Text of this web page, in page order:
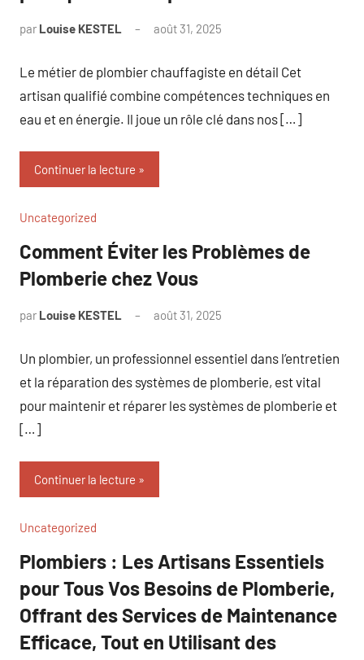
par Louise KESTEL août 31, 2025
Le métier de plombier chauffagiste en détail Cet
artisan qualifié combine compétences techniques en
eau et en énergie. Il joue un rôle clé dans nos […]
Continuer la lecture
Uncategorized
Comment Éviter les Problèmes de
Plomberie chez Vous
par Louise KESTEL août 31, 2025
Un plombier, un professionnel essentiel dans l’entretien
et la réparation des systèmes de plomberie, est vital
pour maintenir et réparer les systèmes de plomberie et
[…]
Continuer la lecture
Uncategorized
Plombiers : Les Artisans Essentiels
pour Tous Vos Besoins de Plomberie,
Offrant des Services de Maintenance
Efficace, Tout en Utilisant des